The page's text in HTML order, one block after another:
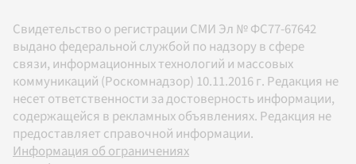
Свидетельство о регистрации СМИ Эл № ФС77-67642
выдано федеральной службой по надзору в сфере
связи, информационных технологий и массовых
коммуникаций (Роскомнадзор) 10.11.2016 г. Редакция не
несет ответственности за достоверность информации,
содержащейся в рекламных объявлениях. Редакция не
предоставляет справочной информации.
Информация об ограничениях